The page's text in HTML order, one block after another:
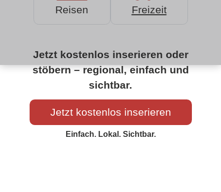
Reisen Freizeit
Jetzt kostenlos inserieren oder
stöbern – regional, einfach und
sichtbar.
Jetzt kostenlos inserieren
Einfach. Lokal. Sichtbar.